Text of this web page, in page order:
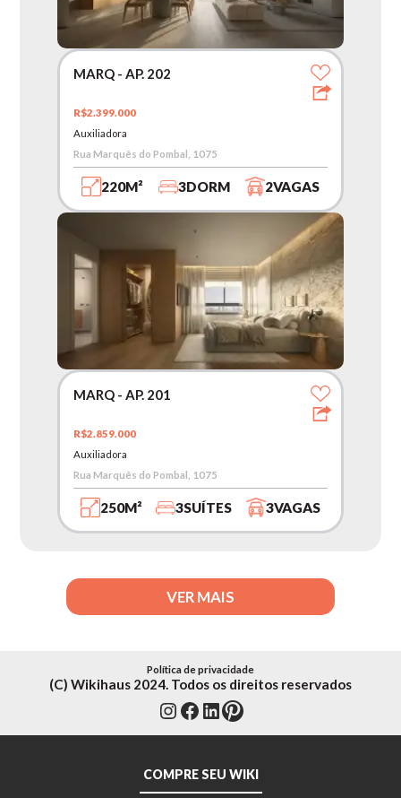
MARQ - AP. 202
R$2.399.000
Auxiliadora
Rua Marquês do Pombal, 1075
220M² 3DORM 2VAGAS
MARQ - AP. 201
R$2.859.000
Auxiliadora
Rua Marquês do Pombal, 1075
250M² 3SUÍTES 3VAGAS
VER MAIS
Instagram
Facebook
LinkedIn
Pinterest
Política de privacidade
(C) Wikihaus 2024. Todos os direitos reservados
COMPRE SEU WIKI